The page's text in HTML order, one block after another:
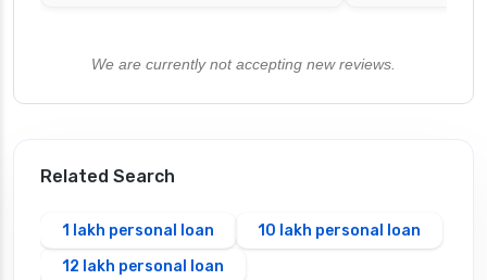
We are currently not accepting new reviews.
Related Search
1 lakh personal loan
10 lakh personal loan
12 lakh personal loan